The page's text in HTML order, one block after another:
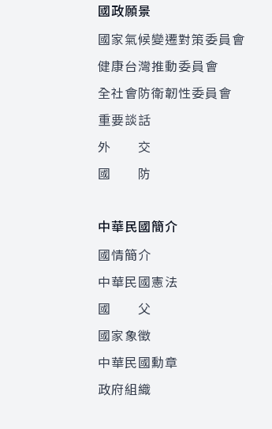
國政願景
國家氣候變遷對策委員會
健康台灣推動委員會
全社會防衛韌性委員會
重要談話
外 交
國 防
中華民國簡介
國情簡介
中華民國憲法
國 父
國家象徵
中華民國勳章
政府組織